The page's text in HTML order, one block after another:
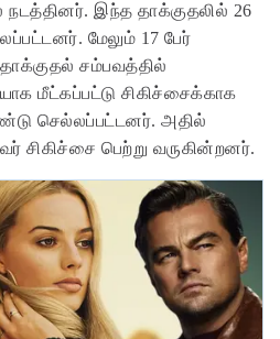
இந்த தாக்குதலில் 26
மேலும் 17 பேர்
சம்பவத்தில்
மீட்கப்பட்டு சிகிச்சைக்காக
செல்லப்பட்டனர். அதில்
சிகிச்சை பெற்று வருகின்றனர்.